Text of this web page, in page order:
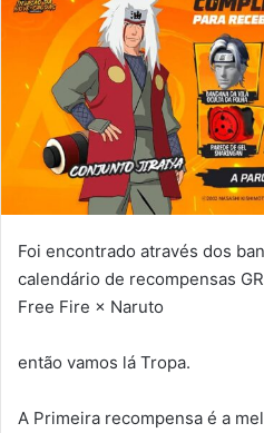
Foi encontrado através dos
calendário de recompensas
Free Fire × Naruto
então vamos lá Tropa.
A Primeira recompensa é a